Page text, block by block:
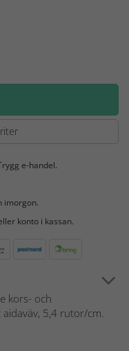
e-handel.
imorgon.
konto i kassan.
kors- och
5,4 rutor/cm.